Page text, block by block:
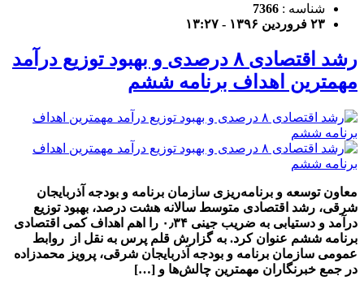
شناسه : 7366
۲۳ فروردین ۱۳۹۶ - ۱۳:۲۷
رشد اقتصادی ۸ درصدی و بهبود توزیع درآمد
مهمترین اهداف برنامه ششم
معاون توسعه و برنامه‌ریزی سازمان برنامه و بودجه آذربایجان
شرقی، رشد اقتصادی متوسط سالانه هشت درصد، بهبود توزیع
درآمد و دستیابی به ضریب جینی ۰٫۳۴ را اهم اهداف کمی اقتصادی
برنامه ششم عنوان کرد. به گزارش قلم پرس به نقل از روابط
عمومی سازمان برنامه و بودجه آذربایجان شرقی، پرویز محمدزاده
در جمع خبرنگاران مهمترین چالش‌ها و […]